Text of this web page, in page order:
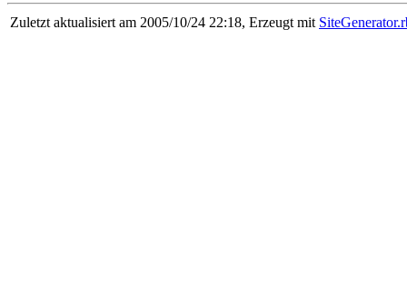
Zuletzt aktualisiert am 2005/10/24 22:18, Erzeugt mit